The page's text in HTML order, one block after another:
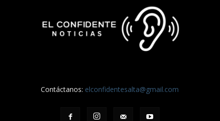
Contáctanos: elconfidentesalta@gmail.com